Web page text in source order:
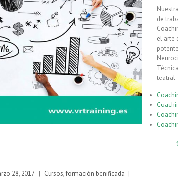
de
el arte
teatral
28, 2017 | Cursos,formación bonificada |